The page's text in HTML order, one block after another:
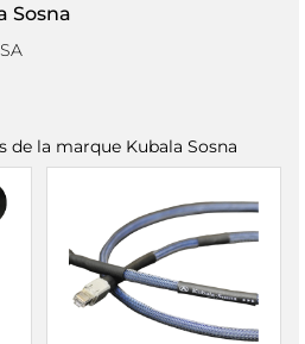
Sosna
de la marque Kubala Sosna